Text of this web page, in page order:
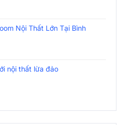
Nội Thất Lớn Tại Bình
nội thất lừa đảo